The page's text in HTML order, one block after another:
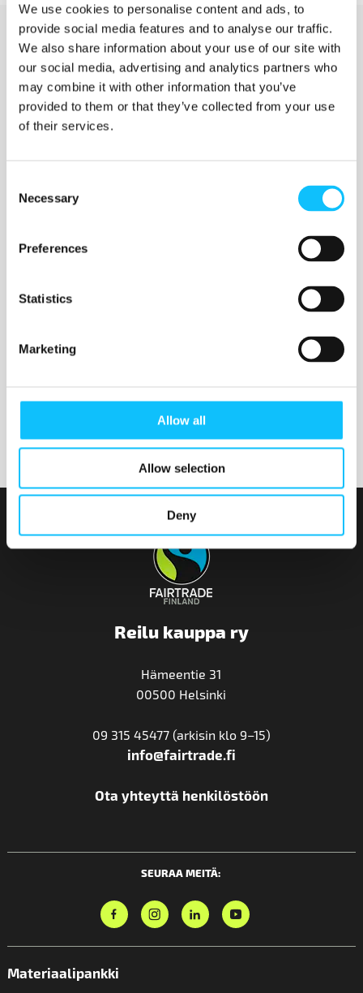
We use cookies to personalise content and ads, to
provide social media features and to analyse our traffic.
We also share information about your use of our site with
our social media, advertising and analytics partners who
may combine it with other information that you’ve
provided to them or that they’ve collected from your use
of their services.
Selection
Necessary
Preferences
Statistics
Marketing
Allow all
Allow selection
Deny
Katso myös
Jyväskylän ammattikorkeakoulu
Nurmijärven seurakunta
Reilu kauppa ry
Hämeentie 31
00500 Helsinki
09 315 45477 (arkisin klo 9–15)
info@fairtrade.fi
Ota yhteyttä henkilöstöön
SEURAA MEITÄ:
Materiaalipankki